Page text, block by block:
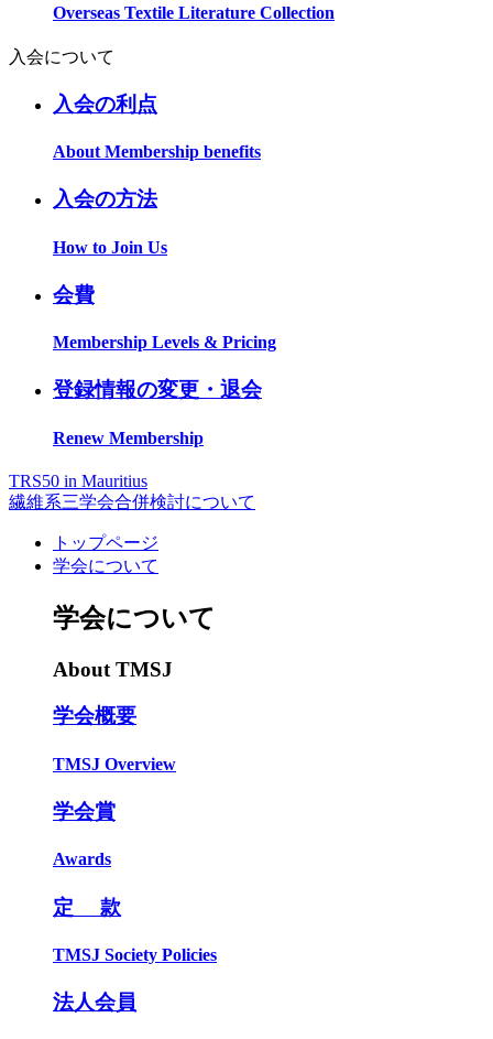
Overseas Textile Literature Collection
入会について
入会の利点
About Membership benefits
入会の方法
How to Join Us
会費
Membership Levels & Pricing
登録情報の変更・退会
Renew Membership
TRS50 in Mauritius
繊維系三学会合併検討について
トップページ
学会について
学会について
About TMSJ
学会概要
TMSJ Overview
学会賞
Awards
定 款
TMSJ Society Policies
法人会員